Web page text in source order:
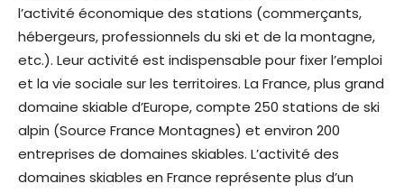
l’activité économique des stations (commerçants,
hébergeurs, professionnels du ski et de la montagne,
etc.). Leur activité est indispensable pour fixer l’emploi
et la vie sociale sur les territoires. La France, plus grand
domaine skiable d’Europe, compte 250 stations de ski
alpin (Source France Montagnes) et environ 200
entreprises de domaines skiables. L’activité des
domaines skiables en France représente plus d’un